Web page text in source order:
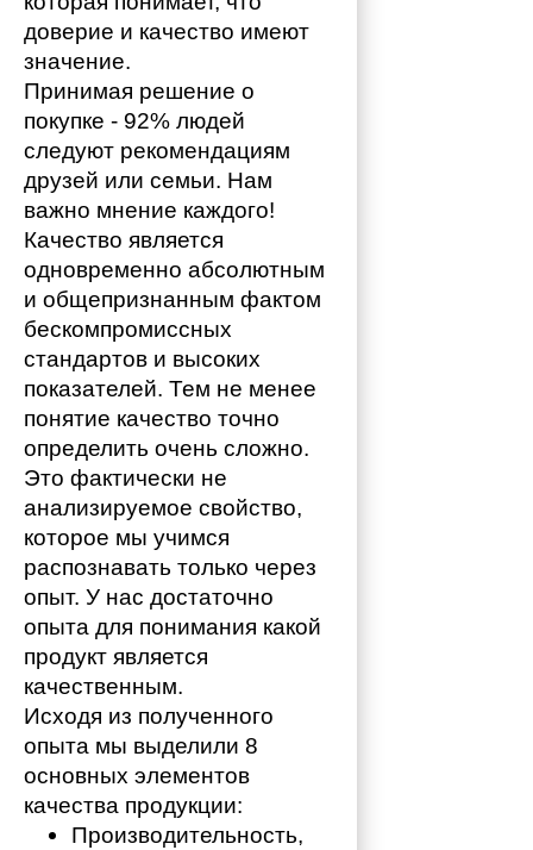
доверие и качество имеют
значение.
Принимая решение о
покупке - 92% людей
следуют рекомендациям
друзей или семьи. Нам
важно мнение каждого!
Качество является
одновременно абсолютным
и общепризнанным фактом
бескомпромиссных
стандартов и высоких
показателей. Тем не менее
понятие качество точно
определить очень сложно.
Это фактически не
анализируемое свойство,
которое мы учимся
распознавать только через
опыт. У нас достаточно
опыта для понимания какой
продукт является
качественным.
Исходя из полученного
опыта мы выделили 8
основных элементов
качества продукции:
Производительность,